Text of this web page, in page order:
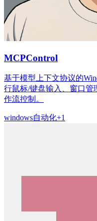
MCPControl
基于模型上下文协议的
行鼠标/键盘输入、窗口管
作流控制。
windows自动化+1